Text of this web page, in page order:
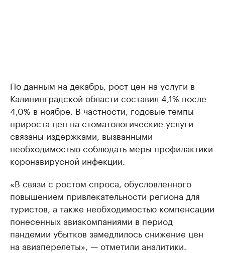
По данным на декабрь, рост цен на услуги в
Калининградской области составил 4,1% после
4,0% в ноябре. В частности, годовые темпы
прироста цен на стоматологические услуги
связаны издержками, вызванными
необходимостью соблюдать меры профилактики
коронавирусной инфекции.
«В связи с ростом спроса, обусловленного
повышением привлекательности региона для
туристов, а также необходимостью компенсации
понесенных авиакомпаниями в период
пандемии убытков замедлилось снижение цен
на авиаперелеты», — отметили аналитики.